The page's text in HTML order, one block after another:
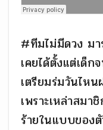
#ทีมไม่มีดวง ม
เคยได้ตั้งแต่เด็
เตรียมร่มวันไห
เพราะเหล่าสมา
ร้ายในแบบของตั